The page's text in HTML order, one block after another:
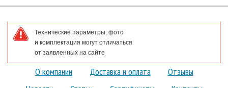
Технические параметры, фото
и комплектация могут отличаться
от заявленных на сайте
О компании Доставка и оплата
Отзывы